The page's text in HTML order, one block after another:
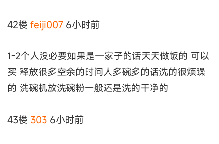
42楼 feiji007 6小时前
1-2个人没必要如果是一家子的话天天做饭的 可以
买 释放很多空余的时间人多碗多的话洗的很烦躁
的 洗碗机放洗碗粉一般还是洗的干净的
43楼 303 6小时前